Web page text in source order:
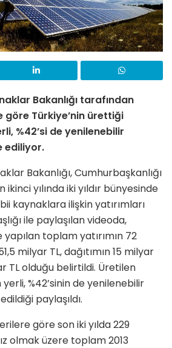
Bakanlığı tarafından
göre Türkiye’nin ürettiği
%42’si de yenilenebilir
ediliyor.
Bakanlığı, Cumhurbaşkanlığı
ikinci yılında iki yıldır bünyesinde
kaynaklara ilişkin yatırımları
ile paylaşılan videoda,
toplam yatırımın 72
milyar TL, dağıtımın 15 milyar
TL olduğu belirtildi. Üretilen
%42’sinin de yenilenebilir
paylaşıldı.
göre son iki yılda 229
olmak üzere toplam 2013